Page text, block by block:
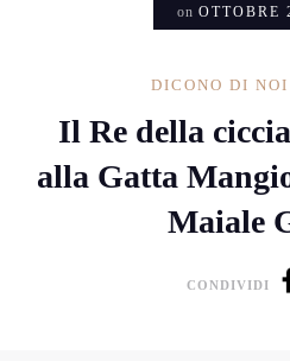
on OTTOBRE
DICONO DI NOI
Il Re della
alla Gatta
Maiale
CONDIVIDI